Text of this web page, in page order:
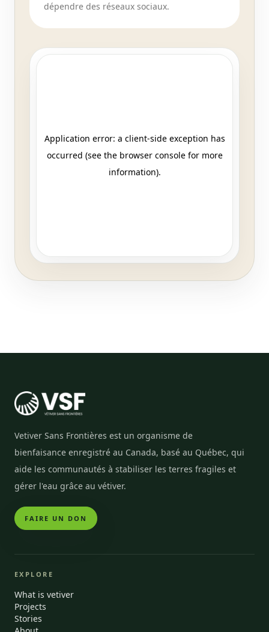
dépendre des réseaux sociaux.
Vetiver Sans Frontières est un organisme de
bienfaisance enregistré au Canada, basé au Québec, qui
aide les communautés à stabiliser les terres fragiles et
gérer l'eau grâce au vétiver.
FAIRE UN DON
EXPLORE
What is vetiver
Projects
Stories